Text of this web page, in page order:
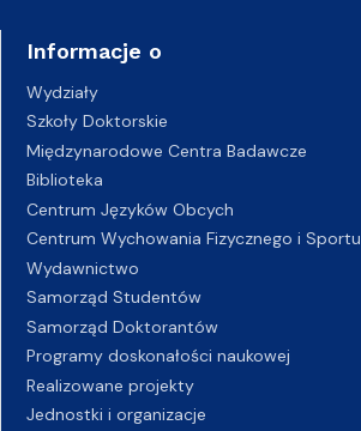
Informacje o
Wydziały
Szkoły Doktorskie
Międzynarodowe Centra Badawcze
Biblioteka
Centrum Języków Obcych
Centrum Wychowania Fizycznego i Sportu
Wydawnictwo
Samorząd Studentów
Samorząd Doktorantów
Programy doskonałości naukowej
Realizowane projekty
Jednostki i organizacje